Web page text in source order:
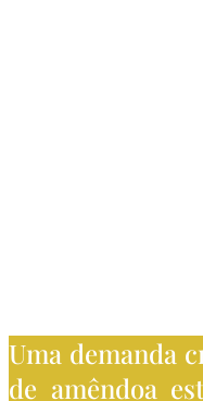
Uma demanda
de amêndoa